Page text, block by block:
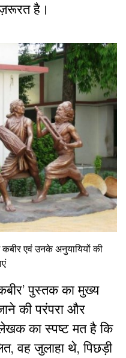
है।
एवं उनके अनुयायियों की
’पुस्तक का मुख्य
की परंपरा और
का स्पष्ट मत है कि
, वह जुलाहा थे, पिछड़ी